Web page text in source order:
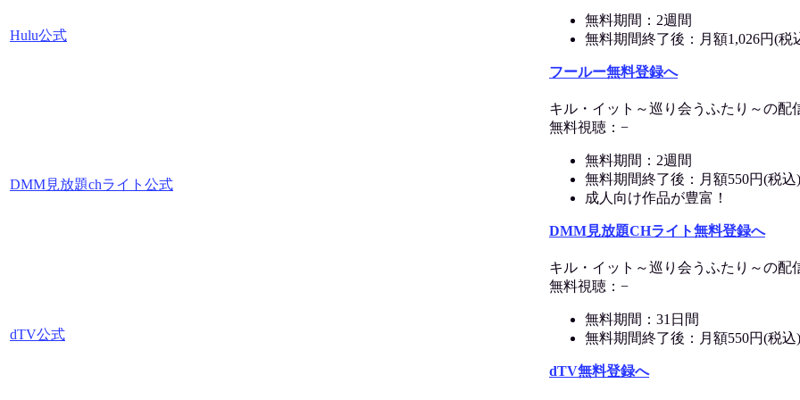
Hulu公式
無料期間：2週間
無料期間終了後：月額1,026円(税
フールー無料登録へ
DMM見放題chライト公式
キル・イット～巡り会うふたり～の配
無料視聴：−
無料期間：2週間
無料期間終了後：月額550円(税込)
成人向け作品が豊富！
DMM見放題CHライト無料登録へ
dTV公式
キル・イット～巡り会うふたり～の
無料視聴：−
無料期間：31日間
無料期間終了後：月額550円(税込)
dTV無料登録へ